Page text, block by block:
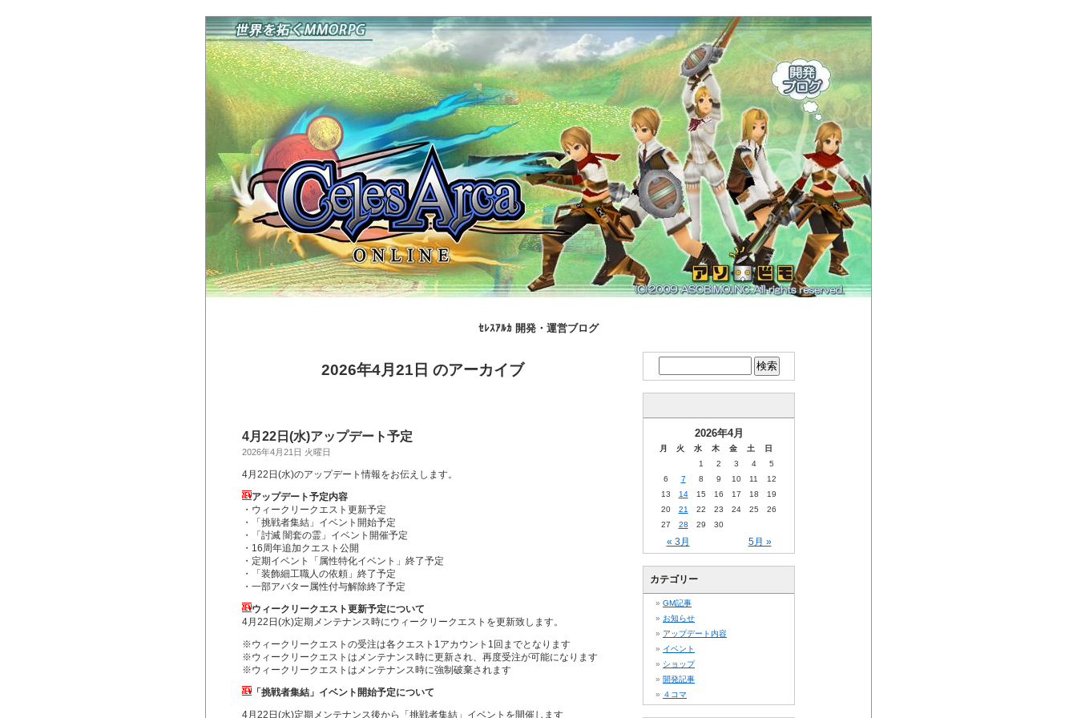
ｾﾚｽｱﾙｶ 開発・運営ブログ
2026年4月21日 のアーカイブ
4月22日(水)アップデート予定
2026年4月21日 火曜日
4月22日(水)のアップデート情報をお伝えします。
アップデート予定内容
・ウィークリークエスト更新予定
・「挑戦者集結」イベント開始予定
・「討滅 闇套の霊」イベント開催予定
・16周年追加クエスト公開
・定期イベント「属性特化イベント」終了予定
・「装飾細工職人の依頼」終了予定
・一部アバター属性付与解除終了予定
ウィークリークエスト更新予定について
4月22日(水)定期メンテナンス時にウィークリークエストを更新致します。
※ウィークリークエストの受注は各クエスト1アカウント1回までとなります
※ウィークリークエストはメンテナンス時に更新され、再度受注が可能になります
※ウィークリークエストはメンテナンス時に強制破棄されます
「挑戦者集結」イベント開始予定について
4月22日(水)定期メンテナンス後から「挑戦者集結」イベントを開催します
2026年4月
月 火 水 木 金 土 日
« 3月 5月 »
1 2 3 4
5
6
7 8 9 10 11
12
13
14 15 16 17 18
19
20
21 22 23 24 25
26
27
28 29 30
カテゴリー
GM記事
お知らせ
アップデート内容
イベント
ショップ
開発記事
４コマ